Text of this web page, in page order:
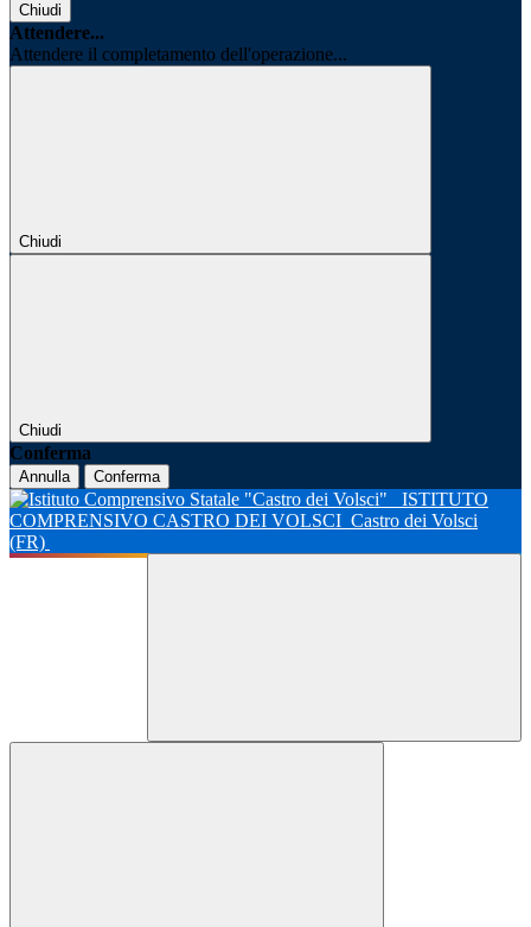
Chiudi
Attendere...
Attendere il completamento dell'operazione...
Chiudi
Chiudi
Conferma
Annulla Conferma
ISTITUTO
COMPRENSIVO CASTRO DEI VOLSCI Castro dei Volsci
(FR)